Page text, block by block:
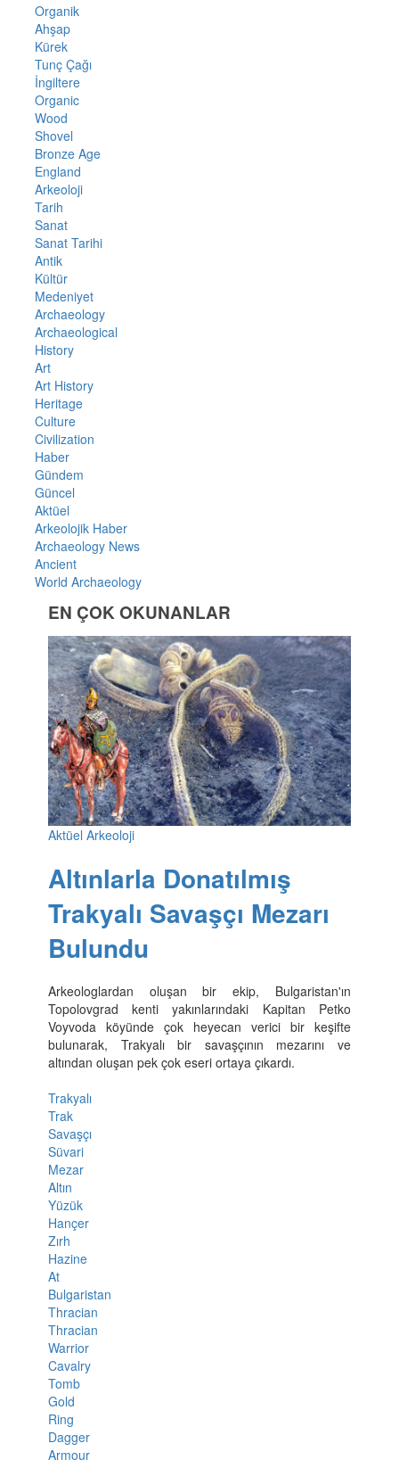
Organik
Ahşap
Kürek
Tunç Çağı
İngiltere
Organic
Wood
Shovel
Bronze Age
England
Arkeoloji
Tarih
Sanat
Sanat Tarihi
Antik
Kültür
Medeniyet
Archaeology
Archaeological
History
Art
Art History
Heritage
Culture
Civilization
Haber
Gündem
Güncel
Aktüel
Arkeolojik Haber
Archaeology News
Ancient
World Archaeology
EN ÇOK OKUNANLAR
Aktüel Arkeoloji
Altınlarla Donatılmış
Trakyalı Savaşçı Mezarı
Bulundu
Arkeologlardan oluşan bir ekip, Bulgaristan'ın
Topolovgrad kenti yakınlarındaki Kapitan Petko
Voyvoda köyünde çok heyecan verici bir keşifte
bulunarak, Trakyalı bir savaşçının mezarını ve
altından oluşan pek çok eseri ortaya çıkardı.
Trakyalı
Trak
Savaşçı
Süvari
Mezar
Altın
Yüzük
Hançer
Zırh
Hazine
At
Bulgaristan
Thracian
Thracian
Warrior
Cavalry
Tomb
Gold
Ring
Dagger
Armour